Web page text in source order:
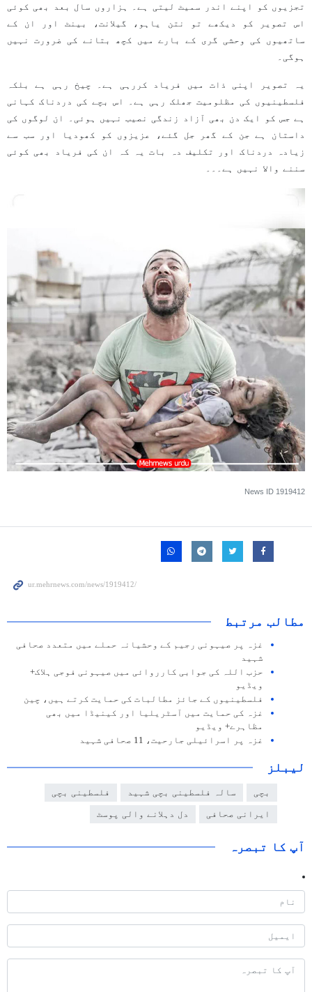
تجزیوں کو اپنے اندر سمیٹ لیتی ہے۔ ہزاروں سال بعد بھی کوئی
اس تصویر کو دیکھے تو نتن یاہو، گیلانت، بینٹ اور ان کے
ساتھیوں کی وحشی گری کے بارے میں کچھ بتانے کی ضرورت نہیں
ہوگی۔
یہ تصویر اپنی ذات میں فریاد کررہی ہے۔ چیخ رہی ہے بلکہ
فلسطینیوں کی مظلومیت جھلک رہی ہے۔ اس بچے کی دردناک کہانی
ہے جس کو ایک دن بھی آزاد زندگی نصیب نہیں ہوئی۔ ان لوگوں کی
داستان ہے جن کے گھر جل گئے، عزیزوں کو کھودیا اور سب سے
زیادہ دردناک اور تکلیف دہ بات یہ کہ ان کی فریاد بھی کوئی
سننے والا نہیں ہے۔۔۔
News ID 1919412
مطالب مرتبط
غزہ پر صیہونی رجیم کے وحشیانہ حملے میں متعدد صحافی
شہید
حزب اللہ کی جوابی کارروائی میں صیہونی فوجی ہلاک+
ویڈیو
فلسطینیوں کے جائز مطالبات کی حمایت کرتے ہیں، چین
غزہ کی حمایت میں آسٹریلیا اور کینیڈا میں بھی
مظاہرے+ ویڈیو
غزہ پر اسرائیلی جارحیت، 11 صحافی شہید
لیبلز
بچی سالہ فلسطینی بچی شہید فلسطینی بچی
ایرانی صحافی دل دہلانے والی پوسٹ
آپ کا تبصرہ